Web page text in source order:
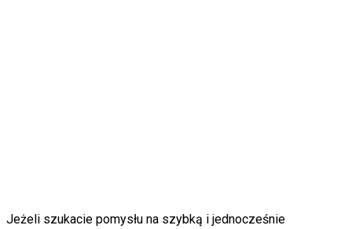
Jeżeli szukacie pomysłu na szybką i jednocześnie